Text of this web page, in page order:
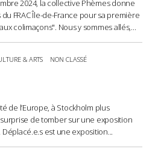
2024, la collective Phèmes donne
FRAC Île-de-France pour sa première
colimaçons". Nous y sommes allés,...
& ARTS NON CLASSÉ
de l’Europe, à Stockholm plus
de tomber sur une exposition
Déplacé.e.s est une exposition...